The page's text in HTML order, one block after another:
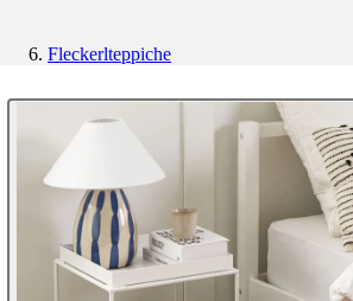
Fleckerlteppiche